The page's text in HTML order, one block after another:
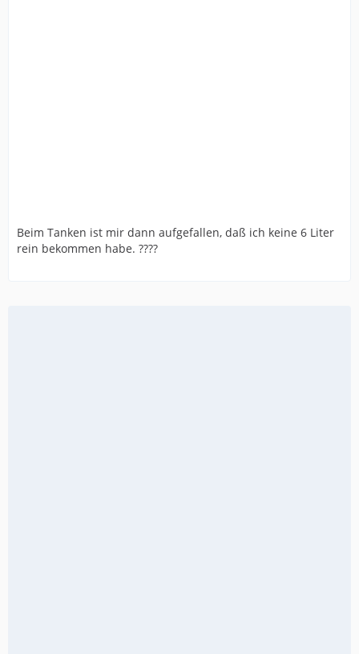
Beim Tanken ist mir dann aufgefallen, daß ich keine 6 Liter
rein bekommen habe. ????